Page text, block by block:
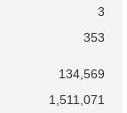
3
353
134,569
1,511,071